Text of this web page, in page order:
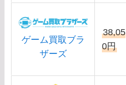
ゲーム買取ブラ
ザーズ
38,05
0円